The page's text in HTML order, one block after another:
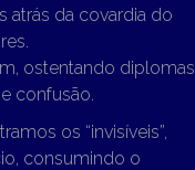
atrás da covardia do
ostentando diplomas
confusão.
os “invisíveis”,
consumindo o